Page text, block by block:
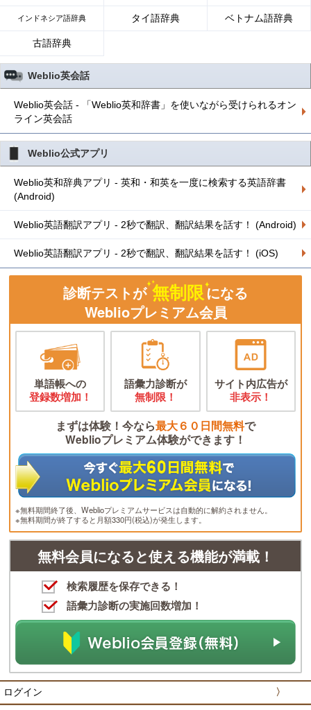
インドネシア語辞典 タイ語辞典 ベトナム語辞典
古語辞典
Weblio英会話
Weblio英会話 - 「Weblio英和辞書」を使いながら受けられるオン
ライン英会話
Weblio公式アプリ
Weblio英和辞典アプリ - 英和・和英を一度に検索する英語辞書
(Android)
Weblio英語翻訳アプリ - 2秒で翻訳、翻訳結果を話す！ (Android)
Weblio英語翻訳アプリ - 2秒で翻訳、翻訳結果を話す！ (iOS)
診断テストが 無制限になる
Weblioプレミアム会員
単語帳への
登録数増加！
語彙力診断が
無制限！
サイト内広告が
非表示！
まずは体験！今なら最大６０日間無料で
Weblioプレミアム体験ができます！
※無料期間終了後、Weblioプレミアムサービスは自動的に解約されません。
※無料期間が終了すると月額330円(税込)が発生します。
無料会員になると使える機能が満載！
検索履歴を保存できる！
語彙力診断の実施回数増加！
ログイン 〉